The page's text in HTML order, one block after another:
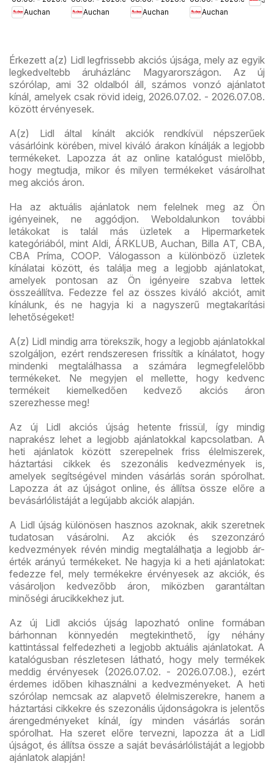
Auchan
Auchan
ajánlataink
Auchan
újságAuchan
út
Érkezett a(z) Lidl legfrissebb akciós újsága, mely az egyik
legkedveltebb áruházlánc Magyarországon. Az új
szórólap, ami 32 oldalból áll, számos vonzó ajánlatot
kínál, amelyek csak rövid ideig, 2026.07.02. - 2026.07.08.
között érvényesek.
A(z) Lidl által kínált akciók rendkívül népszerűek
vásárlóink körében, mivel kiváló árakon kínálják a legjobb
termékeket. Lapozza át az online katalógust mielőbb,
hogy megtudja, mikor és milyen termékeket vásárolhat
meg akciós áron.
Ha az aktuális ajánlatok nem felelnek meg az Ön
igényeinek, ne aggódjon. Weboldalunkon további
letákokat is talál más üzletek a Hipermarketek
kategóriából, mint Aldi, ÁRKLUB, Auchan, Billa AT, CBA,
CBA Príma, COOP. Válogasson a különböző üzletek
kínálatai között, és találja meg a legjobb ajánlatokat,
amelyek pontosan az Ön igényeire szabva lettek
összeállítva. Fedezze fel az összes kiváló akciót, amit
kínálunk, és ne hagyja ki a nagyszerű megtakarítási
lehetőségeket!
A(z) Lidl mindig arra törekszik, hogy a legjobb ajánlatokkal
szolgáljon, ezért rendszeresen frissítik a kínálatot, hogy
mindenki megtalálhassa a számára legmegfelelőbb
termékeket. Ne megyjen el mellette, hogy kedvenc
termékeit kiemelkedően kedvező akciós áron
szerezhesse meg!
Az új Lidl akciós újság hetente frissül, így mindig
naprakész lehet a legjobb ajánlatokkal kapcsolatban. A
heti ajánlatok között szerepelnek friss élelmiszerek,
háztartási cikkek és szezonális kedvezmények is,
amelyek segítségével minden vásárlás során spórolhat.
Lapozza át az újságot online, és állítsa össze előre a
bevásárlólistáját a legújabb akciók alapján.
A Lidl újság különösen hasznos azoknak, akik szeretnek
tudatosan vásárolni. Az akciók és szezonzáró
kedvezmények révén mindig megtalálhatja a legjobb ár-
érték arányú termékeket. Ne hagyja ki a heti ajánlatokat:
fedezze fel, mely termékekre érvényesek az akciók, és
vásároljon kedvezőbb áron, miközben garantáltan
minőségi árucikkekhez jut.
Az új Lidl akciós újság lapozható online formában
bárhonnan könnyedén megtekinthető, így néhány
kattintással felfedezheti a legjobb aktuális ajánlatokat. A
katalógusban részletesen látható, hogy mely termékek
meddig érvényesek (2026.07.02. - 2026.07.08.), ezért
érdemes időben kihasználni a kedvezményeket. A heti
szórólap nemcsak az alapvető élelmiszerekre, hanem a
háztartási cikkekre és szezonális újdonságokra is jelentős
árengedményeket kínál, így minden vásárlás során
spórolhat. Ha szeret előre tervezni, lapozza át a Lidl
újságot, és állítsa össze a saját bevásárlólistáját a legjobb
ajánlatok alapján!